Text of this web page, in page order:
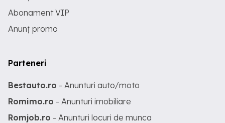
Abonament VIP
Anunț promo
Parteneri
Bestauto.ro - Anunturi auto/moto
Romimo.ro - Anunturi imobiliare
Romjob.ro - Anunturi locuri de munca